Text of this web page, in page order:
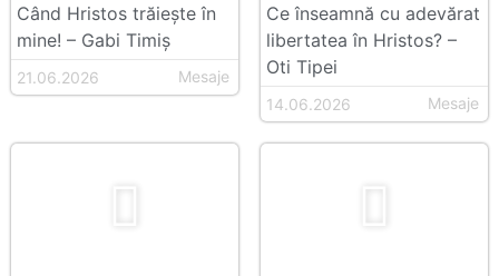
Când Hristos trăiește în
mine! – Gabi Timiș
21.06.2026 Mesaje
Ce înseamnă cu adevărat
libertatea în Hristos? –
Oti Tipei
14.06.2026 Mesaje